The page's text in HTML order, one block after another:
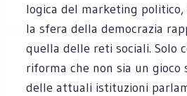
logica del marketing
la sfera della democrazia
quella delle reti sociali. Solo
riforma che non sia un gioco
delle attuali istituzioni